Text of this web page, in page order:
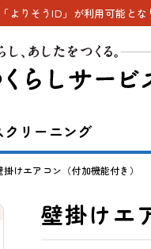
「よりそうID」が利用可能と
クリーニング
掛けエアコン（付加機能付き）
壁掛けエ